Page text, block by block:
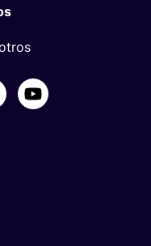
YouTube